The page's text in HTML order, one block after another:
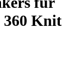
360 Knit